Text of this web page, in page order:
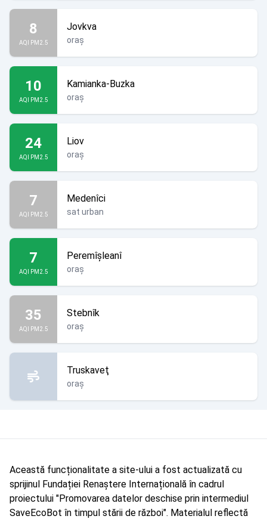
8
AQI PM2.5
Jovkva
oraș
10
AQI PM2.5
Kamianka-Buzka
oraș
24
AQI PM2.5
Liov
oraș
7
AQI PM2.5
Medenîci
sat urban
7
AQI PM2.5
Peremîșleanî
oraș
35
AQI PM2.5
Stebnîk
oraș
Truskaveţ
oraș
Această funcționalitate a site-ului a fost actualizată cu
sprijinul Fundației Renaștere Internațională în cadrul
proiectului "Promovarea datelor deschise prin intermediul
SaveEcoBot în timpul stării de război". Materialul reflectă